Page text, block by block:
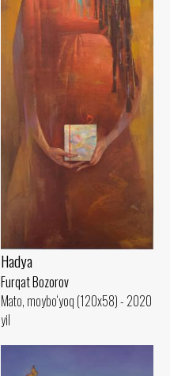
Hadya
Furqat Bozorov
Mato, moybo‘yoq (120x58) - 2020
yil